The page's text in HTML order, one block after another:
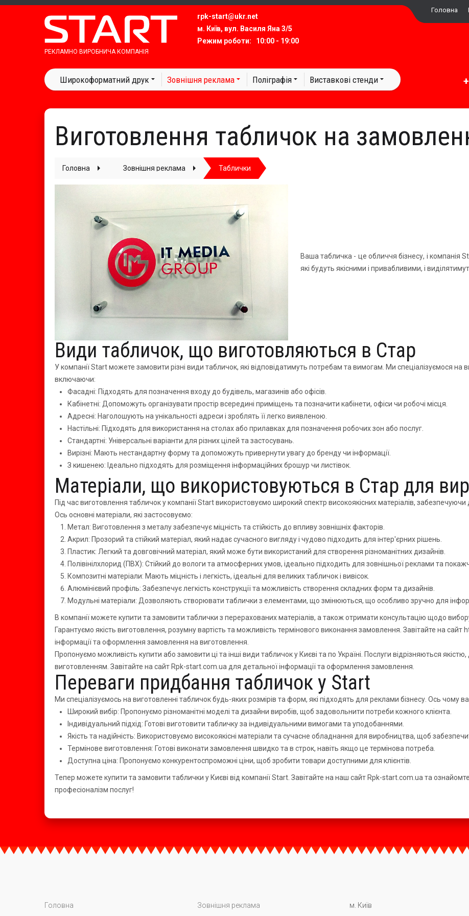
Головна
РЕКЛАМНО ВИРОБНИЧА КОМПАНІЯ
rpk-start@ukr.net​
м. Київ, вул. Василя Яна 3/5
Режим роботи: 10:00 - 19:00
Широкоформатний друк Зовнішня реклама Поліграфія Виставкові стенди
Виготовлення табличок на
Головна Зовнішня реклама Таблички
Ваша табличка - це обличчя бізнесу, і
які будуть якісними і привабливими, і
Види табличок, що виготовляються в Стар
У компанії Start можете замовити різні види табличок, які відповідатимуть потребам та вимогам. Ми спеціалізуємося на
включаючи:
Фасадні: Підходять для позначення входу до будівель, магазинів або офісів.
Кабінетні: Допоможуть організувати простір всередині приміщень та позначити кабінети, офіси чи робочі місця.
Адресні: Наголошують на унікальності адреси і зроблять її легко виявленою.
Настільні: Підходять для використання на столах або прилавках для позначення робочих зон або послуг.
Стандартні: Універсальні варіанти для різних цілей та застосувань.
Вирізні: Мають нестандартну форму та допоможуть привернути увагу до бренду чи інформації.
З кишенею: Ідеально підходять для розміщення інформаційних брошур чи листівок.
Матеріали, що використовуються в Стар для
Під час виготовлення табличок у компанії Start використовуємо широкий спектр високоякісних матеріалів, забезпечуючи
Ось основні матеріали, які застосовуємо:
Метал: Виготовлення з металу забезпечує міцність та стійкість до впливу зовнішніх факторів.
Акрил: Прозорий та стійкий матеріал, який надає сучасного вигляду і чудово підходить для інтер'єрних рішень.
Пластик: Легкий та довговічний матеріал, який може бути використаний для створення різноманітних дизайнів.
Полівінілхлорид (ПВХ): Стійкий до вологи та атмосферних умов, ідеально підходить для зовнішньої реклами та
Композитні матеріали: Мають міцність і легкість, ідеальні для великих табличок і вивісок.
Алюмінієвий профіль: Забезпечує легкість конструкції та можливість створення складних форм та дизайнів.
Модульні матеріали: Дозволяють створювати таблички з елементами, що змінюються, що особливо зручно для
В компанії можете купити та замовити таблички з перерахованих матеріалів, а також отримати консультацію щодо
Гарантуємо якість виготовлення, розумну вартість та можливість термінового виконання замовлення. Завітайте на
інформації та оформлення замовлення на виготовлення.
Пропонуємо можливість купити або замовити ці та інші види табличок у Києві та по Україні. Послуги відрізняються
виготовленням. Завітайте на сайт Rpk-start.com.ua для детальної інформації та оформлення замовлення.
Переваги придбання табличок у Start
Ми спеціалізуємось на виготовленні табличок будь-яких розмірів та форм, які підходять для реклами бізнесу. Ось чому
Широкий вибір: Пропонуємо різноманітні моделі та дизайни виробів, щоб задовольнити потреби кожного клієнта.
Індивідуальний підхід: Готові виготовити табличку за індивідуальними вимогами та уподобаннями.
Якість та надійність: Використовуємо високоякісні матеріали та сучасне обладнання для виробництва, щоб
Термінове виготовлення: Готові виконати замовлення швидко та в строк, навіть якщо це термінова потреба.
Доступна ціна: Пропонуємо конкурентоспроможні ціни, щоб зробити товари доступними для клієнтів.
Тепер можете купити та замовити таблички у Києві від компанії Start. Завітайте на наш сайт Rpk-start.com.ua та
професіоналізм послуг!
Головна Зовнішня реклама м. Київ